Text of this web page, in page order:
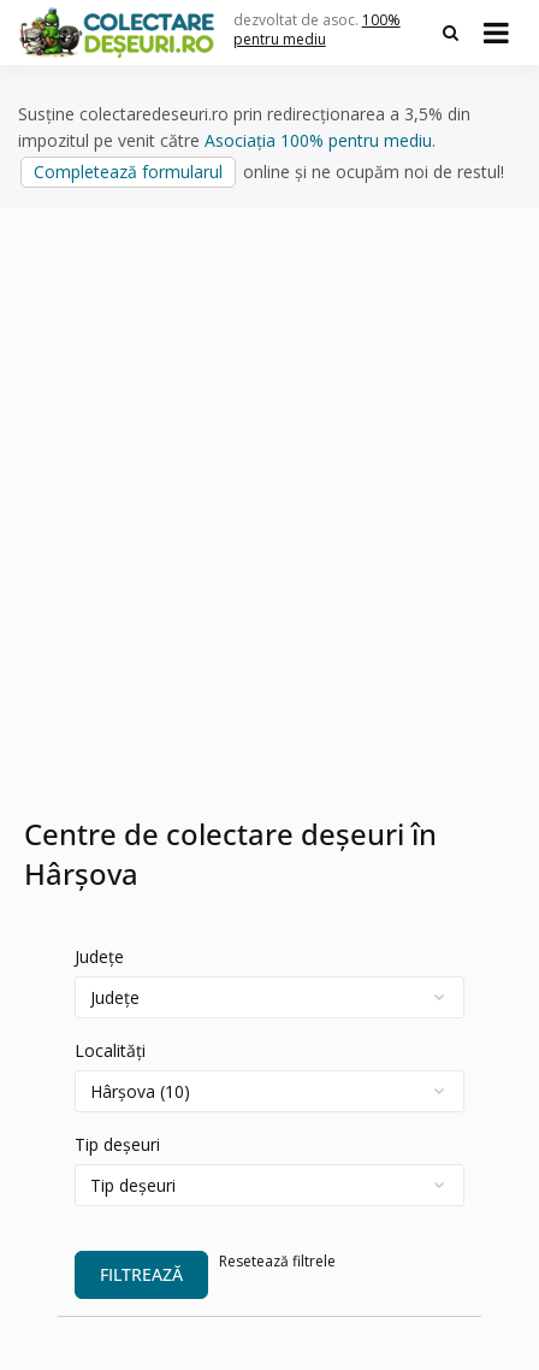
content
dezvoltat de asoc. 100%
pentru mediu
Susține colectaredeseuri.ro prin redirecționarea a 3,5% din
impozitul pe venit către Asociația 100% pentru mediu.
Completează formularul
online și ne ocupăm noi de restul!
Centre de colectare deșeuri în
Hârșova
Județe
Localități
Tip deșeuri
FILTREAZĂ
Resetează filtrele